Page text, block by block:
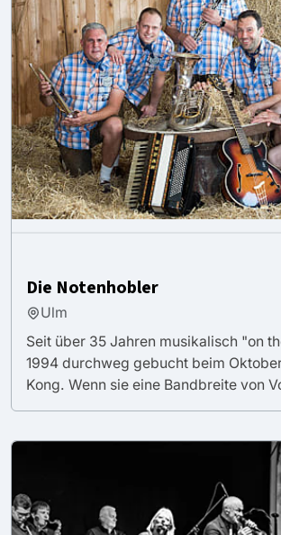
Die Notenhobler
Ulm
Seit über 35 Jahren musikalisch "on
1994 durchweg gebucht beim
Kong. Wenn sie eine Bandbreite von